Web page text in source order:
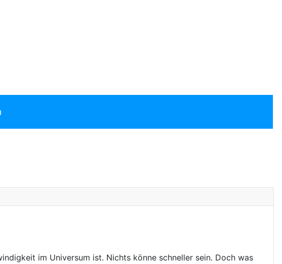
im Universum ist. Nichts könne schneller sein. Doch was